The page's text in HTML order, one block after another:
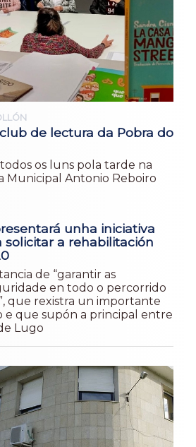
de lectura da Pobra do
os luns pola tarde na
Municipal Antonio Reboiro
unha iniciativa
solicitar a rehabilitación
de “garantir as
en todo o percorrido
que rexistra un importante
e que supón a principal entre
Lugo